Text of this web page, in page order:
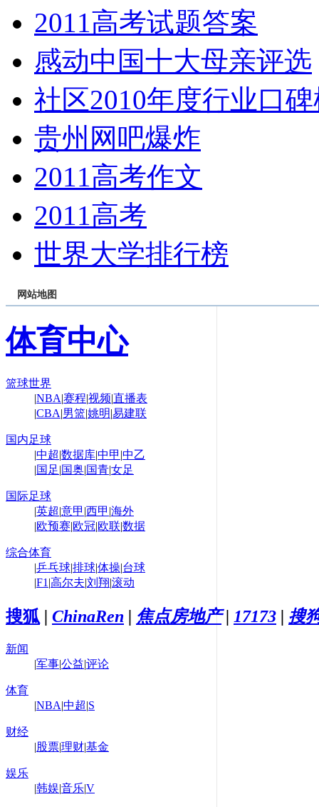
2011高考试题答案
感动中国十大母亲评选
社区2010年度行业口
贵州网吧爆炸
2011高考作文
2011高考
世界大学排行榜
网站地图
体育中心
篮球世界
|NBA|赛程|视频|直播表
|CBA|男篮|姚明|易建联
国内足球
|中超|数据库|中甲 |中乙
|国足|国奥|国青|女足
国际足球
|英超|意甲 |西甲 |海外
|欧预赛|欧冠|欧联|数据
综合体育
|乒乓球|排球|体操|台球
|F1 |高尔夫|刘翔|滚动
搜狐 | ChinaRen | 焦点房地产| 17173 | 搜
新闻
|军事|公益|评论
体育
|NBA|中超|S
财经
|股票|理财|基金
娱乐
|韩娱|音乐|V